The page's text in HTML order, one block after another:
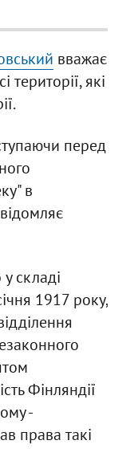
вважає
території, які
перед
в
складі
1917 року,
Фінляндії
-
права такі